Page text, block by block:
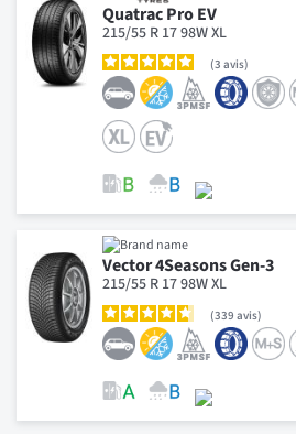
Quatrac Pro EV
215/55 R 17 98W XL
3 avis
Vector 4Seasons Gen-3
215/55 R 17 98W XL
339 avis